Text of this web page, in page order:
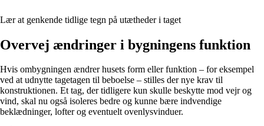
Lær at genkende tidlige tegn på utætheder i taget
Overvej ændringer i bygningens funktion
Hvis ombygningen ændrer husets form eller funktion – for eksempel
ved at udnytte tagetagen til beboelse – stilles der nye krav til
konstruktionen. Et tag, der tidligere kun skulle beskytte mod vejr og
vind, skal nu også isoleres bedre og kunne bære indvendige
beklædninger, lofter og eventuelt ovenlysvinduer.